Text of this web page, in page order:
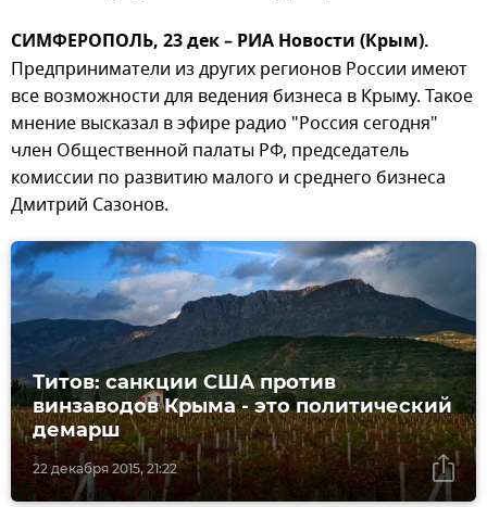
СИМФЕРОПОЛЬ, 23 дек – РИА Новости (Крым).
Предприниматели из других регионов России имеют
все возможности для ведения бизнеса в Крыму. Такое
мнение высказал в эфире радио "Россия сегодня"
член Общественной палаты РФ, председатель
комиссии по развитию малого и среднего бизнеса
Дмитрий Сазонов.
22 декабря 2015, 21:22
Титов: санкции США против
винзаводов Крыма - это политический
демарш